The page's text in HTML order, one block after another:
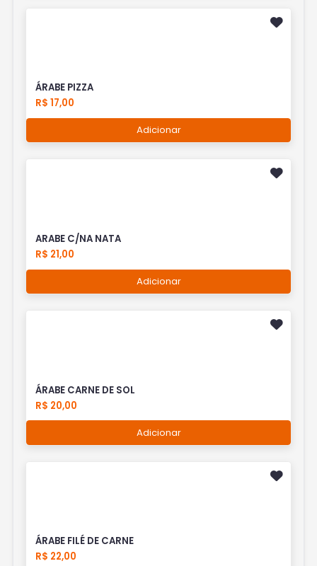
ÁRABE PIZZA
R$ 17,00
Adicionar
ARABE C/NA NATA
R$ 21,00
Adicionar
ÁRABE CARNE DE SOL
R$ 20,00
Adicionar
ÁRABE FILÉ DE CARNE
R$ 22,00